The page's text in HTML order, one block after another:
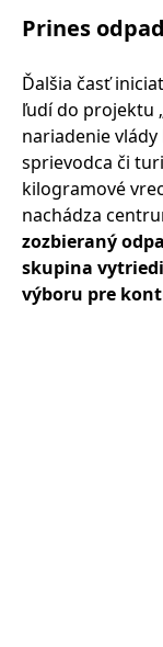
Prines
Ďalšia časť
ľudí do projektu
nariadenie
sprievodca či
kilogramové
nachádza
zozbieraný
skupina
výboru pre